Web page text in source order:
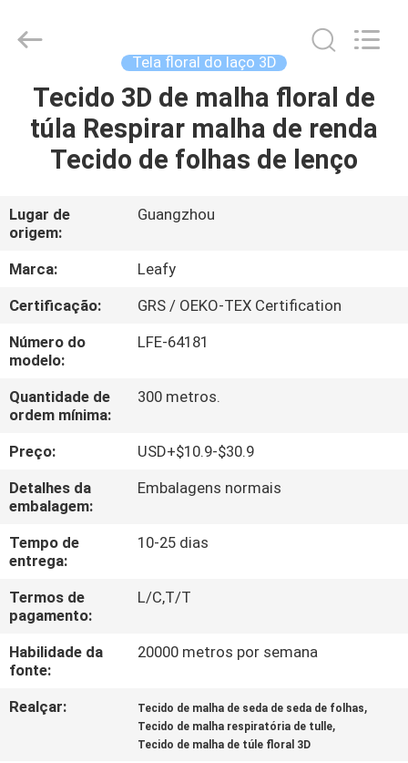
CASA
PRODUTOS
QUEM
SOMOS
FÁBRICA
CONTROLE
DE
QUALIDADE
FALE
CONOSCO
NOTÍCIAS
PEDIR UM
ORÇAMENTO
MAPA
Textiles
Reserved.
Tela floral do laço 3D
Tecido 3D de malha floral de
túla Respirar malha de renda
Tecido de folhas de lenço
Lugar de
origem:
Guangzhou
Marca:
Leafy
Certificação:
GRS / OEKO-TEX Certification
Número do
modelo:
LFE-64181
Quantidade de
ordem mínima:
300 metros.
Preço:
USD+$10.9-$30.9
Detalhes da
embalagem:
Embalagens normais
Tempo de
entrega:
10-25 dias
Termos de
pagamento:
L/C,T/T
Habilidade da
fonte:
20000 metros por semana
Realçar: Tecido de malha de seda de seda de folhas,
Tecido de malha respiratória de tulle,
Tecido de malha de túle floral 3D